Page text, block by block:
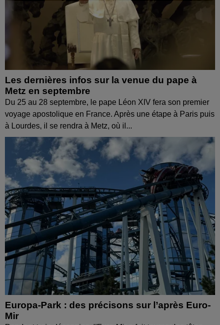
Les dernières infos sur la venue du pape à
Metz en septembre
Du 25 au 28 septembre, le pape Léon XIV fera son premier
voyage apostolique en France. Après une étape à Paris puis
à Lourdes, il se rendra à Metz, où il...
Europa-Park : des précisons sur l’après Euro-
Mir